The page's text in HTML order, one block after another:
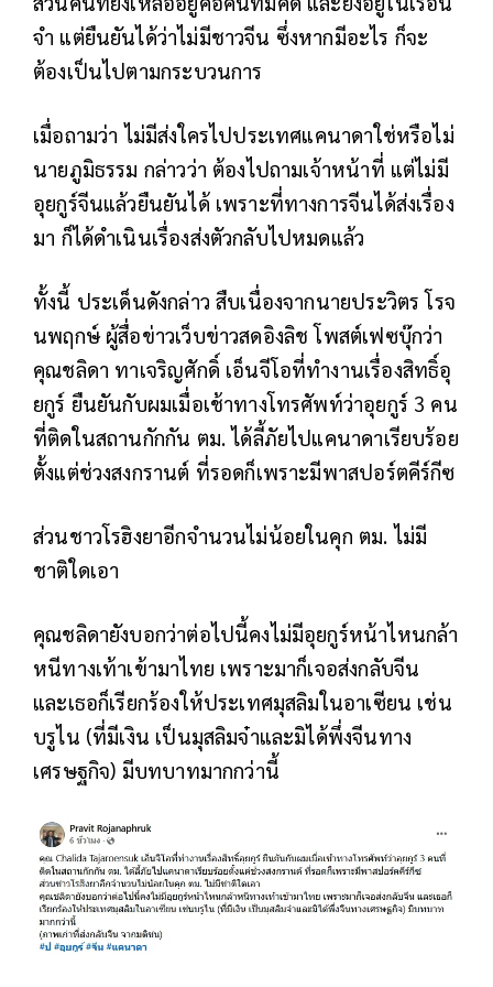
จำ แต่ยืนยันได้ว่าไม่มีชาวจีน ซึ่งหากมีอะไร ก็จะ
ต้องเป็นไปตามกระบวนการ
เมื่อถามว่า ไม่มีส่งใครไปประเทศแคนาดาใช่หรือไม่
นายภูมิธรรม กล่าวว่า ต้องไปถามเจ้าหน้าที่ แต่ไม่มี
อุยกูร์จีนแล้วยืนยันได้ เพราะที่ทางการจีนได้ส่งเรื่อง
มา ก็ได้ดำเนินเรื่องส่งตัวกลับไปหมดแล้ว
ทั้งนี้ ประเด็นดังกล่าว สืบเนื่องจากนายประวิตร โรจ
นพฤกษ์ ผู้สื่อข่าวเว็บข่าวสดอิงลิช โพสต์เฟซบุ๊กว่า
คุณชลิดา ทาเจริญศักดิ์ เอ็นจีโอที่ทำงานเรื่องสิทธิ์อุ
ยกูร์ ยืนยันกับผมเมื่อเช้าทางโทรศัพท์ว่าอุยกูร์ 3 คน
ที่ติดในสถานกักกัน ตม. ได้ลี้ภัยไปแคนาดาเรียบร้อย
ตั้งแต่ช่วงสงกรานต์ ที่รอดก็เพราะมีพาสปอร์ตคีร์กีซ
ส่วนชาวโรฮิงยาอีกจำนวนไม่น้อยในคุก ตม. ไม่มี
ชาติใดเอา
คุณชลิดายังบอกว่าต่อไปนี้คงไม่มีอุยกูร์หน้าไหนกล้า
หนีทางเท้าเข้ามาไทย เพราะมาก็เจอส่งกลับจีน
และเธอก็เรียกร้องให้ประเทศมุสลิมในอาเซียน เช่น
บรูไน (ที่มีเงิน เป็นมุสลิมจ๋าและมิได้พึ่งจีนทาง
เศรษฐกิจ) มีบทบาทมากกว่านี้